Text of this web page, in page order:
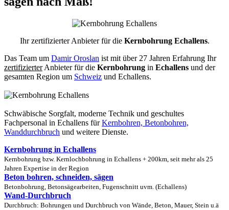
Ihr zertifizierter Anbieter für die Kernbohrung Echallens.
Das Team um Damir Oroslan ist mit über 27 Jahren Erfahrung Ihr
zertifizierterAnbieter für die Kernbohrung in Echallens und der
gesamten Region um Schweiz und Echallens.
Schwäbische Sorgfalt, moderne Technik und geschultes
Fachpersonal in Echallens fürKernbohren, Betonbohren,
Wanddurchbruch und weitere Dienste.
Kernbohrung in Echallens
Kernbohrung bzw. Kernlochbohrung in Echallens + 200km, seit mehr als 25
Jahren Expertise in der Region
Beton bohren, schneiden, sägen
Betonbohrung, Betonsägearbeiten, Fugenschnitt uvm. (Echallens)
Wand-Durchbruch
Durchbruch: Bohrungen und Durchbruch von Wände, Beton, Mauer, Stein u.ä